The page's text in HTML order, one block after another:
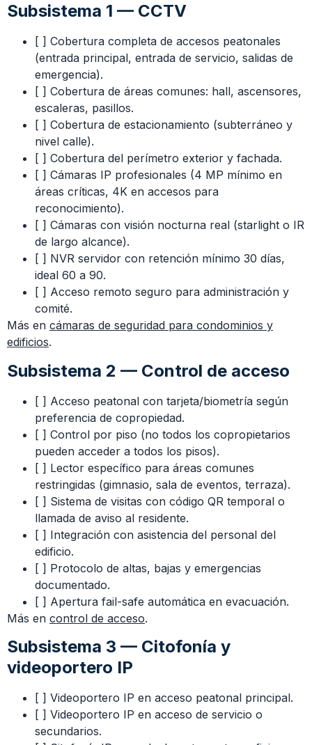
Subsistema 1 — CCTV
[ ] Cobertura completa de accesos peatonales
(entrada principal, entrada de servicio, salidas de
emergencia).
[ ] Cobertura de áreas comunes: hall, ascensores,
escaleras, pasillos.
[ ] Cobertura de estacionamiento (subterráneo y
nivel calle).
[ ] Cobertura del perímetro exterior y fachada.
[ ] Cámaras IP profesionales (4 MP mínimo en
áreas críticas, 4K en accesos para
reconocimiento).
[ ] Cámaras con visión nocturna real (starlight o IR
de largo alcance).
[ ] NVR servidor con retención mínimo 30 días,
ideal 60 a 90.
[ ] Acceso remoto seguro para administración y
comité.
Más en cámaras de seguridad para condominios y
edificios.
Subsistema 2 — Control de acceso
[ ] Acceso peatonal con tarjeta/biometría según
preferencia de copropiedad.
[ ] Control por piso (no todos los copropietarios
pueden acceder a todos los pisos).
[ ] Lector específico para áreas comunes
restringidas (gimnasio, sala de eventos, terraza).
[ ] Sistema de visitas con código QR temporal o
llamada de aviso al residente.
[ ] Integración con asistencia del personal del
edificio.
[ ] Protocolo de altas, bajas y emergencias
documentado.
[ ] Apertura fail-safe automática en evacuación.
Más en control de acceso.
Subsistema 3 — Citofonía y
videoportero IP
[ ] Videoportero IP en acceso peatonal principal.
[ ] Videoportero IP en acceso de servicio o
secundarios.